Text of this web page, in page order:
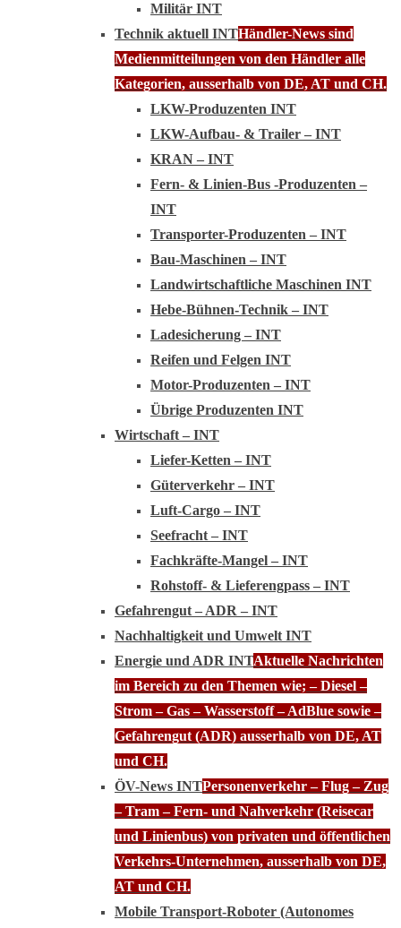
Militär INT
Technik aktuell INTHändler-News sind
Medienmitteilungen von den Händler alle
Kategorien, ausserhalb von DE, AT und CH.
LKW-Produzenten INT
LKW-Aufbau- & Trailer – INT
KRAN – INT
Fern- & Linien-Bus -Produzenten –
INT
Transporter-Produzenten – INT
Bau-Maschinen – INT
Landwirtschaftliche Maschinen INT
Hebe-Bühnen-Technik – INT
Ladesicherung – INT
Reifen und Felgen INT
Motor-Produzenten – INT
Übrige Produzenten INT
Wirtschaft – INT
Liefer-Ketten – INT
Güterverkehr – INT
Luft-Cargo – INT
Seefracht – INT
Fachkräfte-Mangel – INT
Rohstoff- & Lieferengpass – INT
Gefahrengut – ADR – INT
Nachhaltigkeit und Umwelt INT
Energie und ADR INTAktuelle Nachrichten
im Bereich zu den Themen wie; – Diesel –
Strom – Gas – Wasserstoff – AdBlue sowie –
Gefahrengut (ADR) ausserhalb von DE, AT
und CH.
ÖV-News INTPersonenverkehr – Flug – Zug
– Tram – Fern- und Nahverkehr (Reisecar
und Linienbus) von privaten und öffentlichen
Verkehrs-Unternehmen, ausserhalb von DE,
AT und CH.
Mobile Transport-Roboter (Autonomes